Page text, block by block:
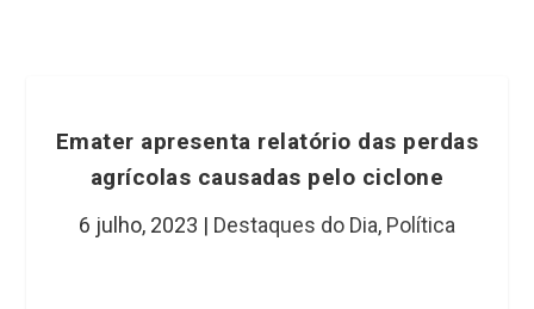
Emater apresenta relatório das perdas
agrícolas causadas pelo ciclone
6 julho, 2023 | Destaques do Dia, Política